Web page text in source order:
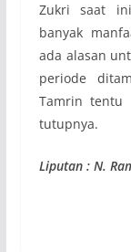
Zukri saat
banyak
ada alasan
periode
Tamrin tentu
tutupnya.
Liputan : N.